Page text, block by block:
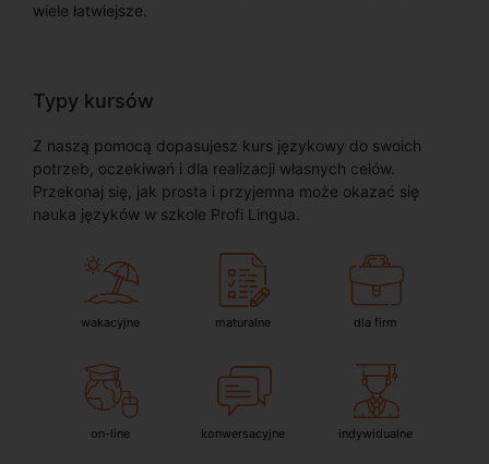
wiele łatwiejsze.
Typy kursów
Z naszą pomocą dopasujesz kurs językowy do swoich
potrzeb, oczekiwań i dla realizacji własnych celów.
Przekonaj się, jak prosta i przyjemna może okazać się
nauka języków w szkole Profi Lingua.
wakacyjne maturalne dla firm
on-line konwersacyjne indywidualne